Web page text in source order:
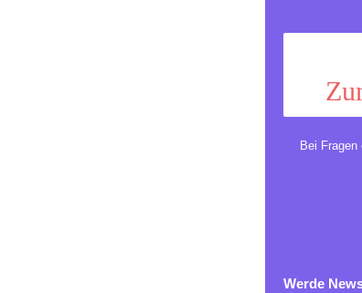
Bei Fragen
Werde